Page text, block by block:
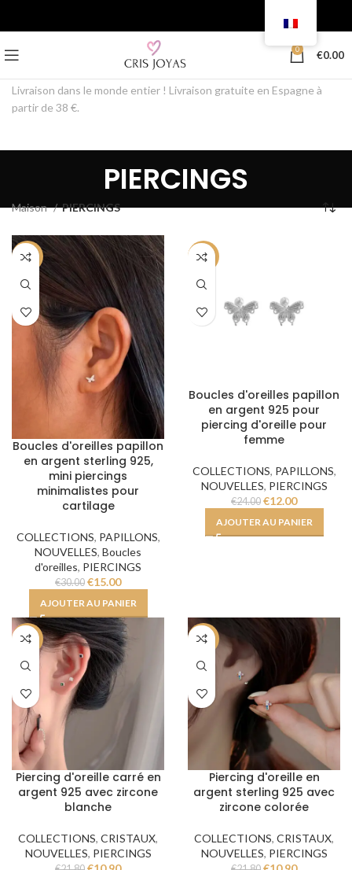
0 €0.00
Livraison dans le monde entier ! Livraison gratuite en Espagne à
partir de 38 €.
PIERCINGS
Maison PIERCINGS
-50%
Boucles d'oreilles papillon
en argent sterling 925,
mini piercings
minimalistes pour
cartilage
COLLECTIONS, PAPILLONS,
NOUVELLES, Boucles
d'oreilles, PIERCINGS
€30.00 €15.00
AJOUTER AU PANIER
-50%
Boucles d'oreilles papillon
en argent 925 pour
piercing d'oreille pour
femme
COLLECTIONS, PAPILLONS,
NOUVELLES, PIERCINGS
€24.00 €12.00
AJOUTER AU PANIER
-50%
Piercing d'oreille carré en
argent 925 avec zircone
blanche
COLLECTIONS, CRISTAUX,
NOUVELLES, PIERCINGS
-50%
Piercing d'oreille en
argent sterling 925 avec
zircone colorée
COLLECTIONS, CRISTAUX,
NOUVELLES, PIERCINGS